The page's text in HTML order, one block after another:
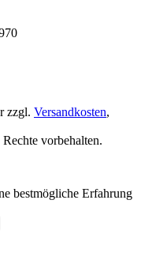
zzgl. Versandkosten,
vorbehalten.
bestmögliche Erfahrung